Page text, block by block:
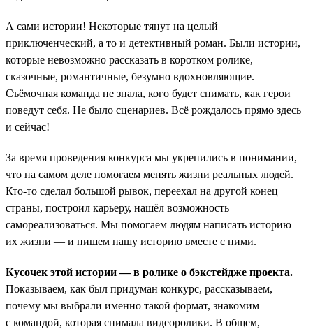
А сами истории! Некоторые тянут на целый
приключенческий, а то и детективный роман. Были истории,
которые невозможно рассказать в коротком ролике, —
сказочные, романтичные, безумно вдохновляющие.
Съёмочная команда не знала, кого будет снимать, как герои
поведут себя. Не было сценариев. Всё рождалось прямо здесь
и сейчас!
За время проведения конкурса мы укрепились в понимании,
что на самом деле помогаем менять жизни реальных людей.
Кто-то сделал большой рывок, переехал на другой конец
страны, построил карьеру, нашёл возможность
самореализоваться. Мы помогаем людям написать историю
их жизни — и пишем нашу историю вместе с ними.
Кусочек этой истории — в ролике о бэкстейдже проекта.
Показываем, как был придуман конкурс, рассказываем,
почему мы выбрали именно такой формат, знакомим
с командой, которая снимала видеоролики. В общем,